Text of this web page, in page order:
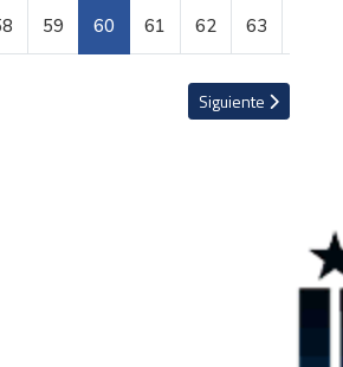
59 60 61 62 63
imágenes de la fiesta florense para celebrar
Artículo siguiente:
Siguiente